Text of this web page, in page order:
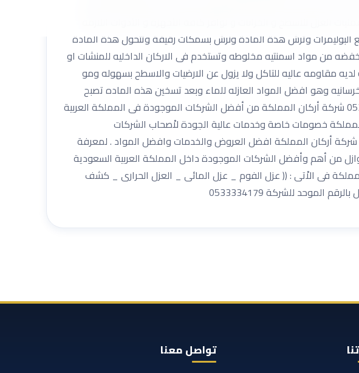
من مواد الاسفلت مع البوليمرات وترش هذة المادة ونرش بسمكات رقيقة وتتحول هذة المادة
وهى مواد منخفضه من مواد اسمنتيه مخلوطه وتستخدم فى الاركان الداخليه للمنشات او
والحرارى لانه لديه مقاومه عاليه للتاكل ولا يزول عن الارضيات والاسطح بسهوله ومو
فوق الاساسيات الخرسانيه وهو افضل المواد العازله للماء وبعد تسخين هذه الماده تصبح
صلبه لذلك يعرف باسم الطلاء الاسفلتى لانه يتحمل شركة عزل حمامات بالرياض مع الضمان 0533334179 شركة أركان المملكة من أفضل الشركات الموجودة فى المملكة العربية
خصومات خاصة وخدمات عالية الجودة لاْصحاب الشركات
أركان المملكة افضل العروض والخدمات وافضل المواد . لمعرفة
على الرقم . 0533334179 شركة أركان المملكة للعوازل من أهم وأفضل الشركات الموجودة داخل المملكة العربية السعودية
فى الاْتى : (( عزل الفوم _ عزل المائى _ العزل الحرارى _ كشف
للشركة 0533334179
تواصل معنا